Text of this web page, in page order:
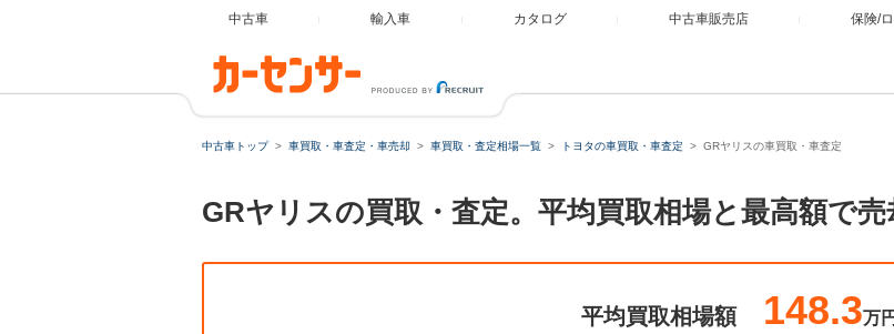
中古車 輸入車 カタログ 中古車販売店 保険/
中古車トップ 車買取・車査定・車売却 車買取・査定相場一覧 トヨタの車買取・車査定 GRヤリスの車買取・車査定
GRヤリスの買取・査定。平均買取相場と最高額で
平均買取相場額 148.3万円